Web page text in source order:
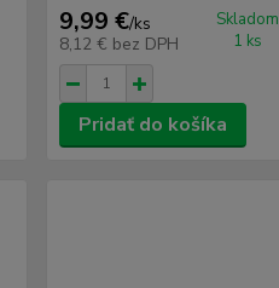
9,99 €/ks
8,12 € bez DPH
Skladom
1 ks
Pridať do košíka